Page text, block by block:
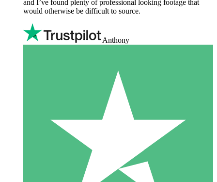
and I’ve found plenty of professional looking footage that
would otherwise be difficult to source.
Anthony